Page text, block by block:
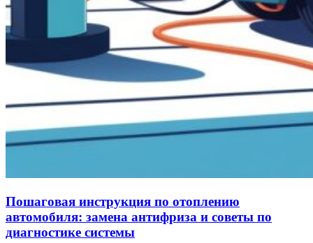
Пошаговая инструкция по отоплению
автомобиля: замена антифриза и советы по
диагностике системы